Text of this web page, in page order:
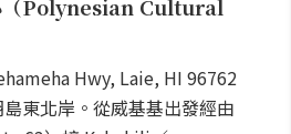
（Polynesian Cultural
Hwy, Laie, HI 96762
東北岸。從威基基出發經由